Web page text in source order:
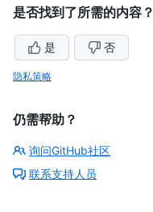
是否找到了所需的内容？
是 否
隐私策略
仍需帮助？
询问GitHub社区
联系支持人员